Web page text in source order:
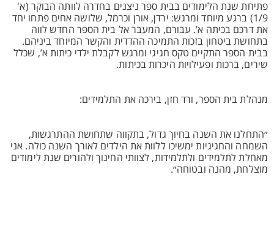
פתיחת שנת הלימודים בבית ספר ניצנים בחדרה לוותה הבוקר (א'
1/9) ברגע מיוחד ומרגש: ירדן, אורן וכרמל, שלושה אחים פתחו יחד
את דרכם בכיתה א’. עבורם, המעבר אל בית הספר החדש לווה
בתחושת ביטחון בזכות התמיכה ההדדית והקשר המיוחד ביניהם.
בבית הספר התקיים טקס חגיגי ומרגש לקבלת ילדי כיתות א’, שכלל
שירים, ברכות ופעילויות היכרות בכיתות.
מנהלת בית הספר, ורד חזן, בירכה את התלמידים:
״התחלנו את השנה בחיוך גדול, בתקווה שתחושת ההתרגשות,
השמחה והחגיגיות ימשיכו ללוות את הילדים לאורך השנה כולה. אני
מאחלת לתלמידים ולתלמידות, לצוותי החינוך ולהורים שנת לימודים
מוצלחת, מהנה ובטוחה״.